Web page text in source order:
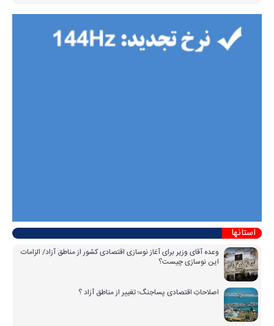
استانها
وعده آقای وزیر برای آغاز نوسازی اقتصادی کشور از مناطق آزاد/ الزامات
این نوسازی چیست؟
اصلاحاتِ اقتصادی پساجنگ؛ تغییر از مناطق آزاد ؟